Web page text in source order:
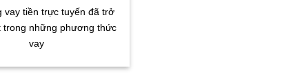
vay tiền trực tuyến đã trở
trong những phương thức
vay